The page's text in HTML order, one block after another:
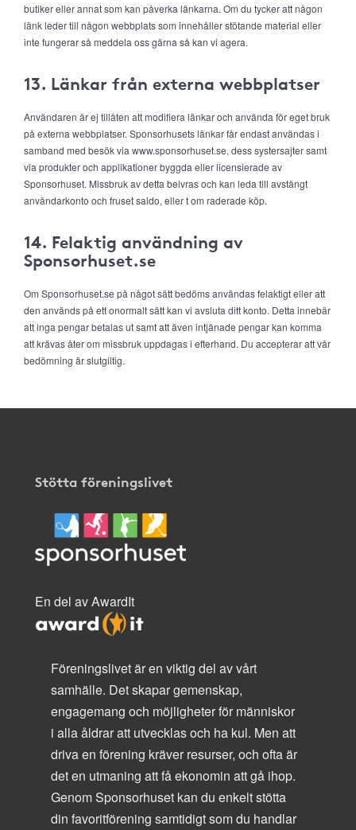
butiker eller annat som kan påverka länkarna. Om du tycker att någon
länk leder till någon webbplats som innehåller stötande material eller
inte fungerar så meddela oss gärna så kan vi agera.
13. Länkar från externa webbplatser
Användaren är ej tillåten att modifiera länkar och använda för eget bruk
på externa webbplatser. Sponsorhusets länkar får endast användas i
samband med besök via www.sponsorhuset.se, dess systersajter samt
via produkter och applikationer byggda eller licensierade av
Sponsorhuset. Missbruk av detta beivras och kan leda till avstängt
användarkonto och fruset saldo, eller t om raderade köp.
14. Felaktig användning av
Sponsorhuset.se
Om Sponsorhuset.se på något sätt bedöms användas felaktigt eller att
den används på ett onormalt sätt kan vi avsluta ditt konto. Detta innebär
att inga pengar betalas ut samt att även intjänade pengar kan komma
att krävas åter om missbruk uppdagas i efterhand. Du accepterar att vår
bedömning är slutgiltig.
Stötta föreningslivet
En del av AwardIt
Föreningslivet är en viktig del av vårt
samhälle. Det skapar gemenskap,
engagemang och möjligheter för människor
i alla åldrar att utvecklas och ha kul. Men att
driva en förening kräver resurser, och ofta är
det en utmaning att få ekonomin att gå ihop.
Genom Sponsorhuset kan du enkelt stötta
din favoritförening samtidigt som du handlar